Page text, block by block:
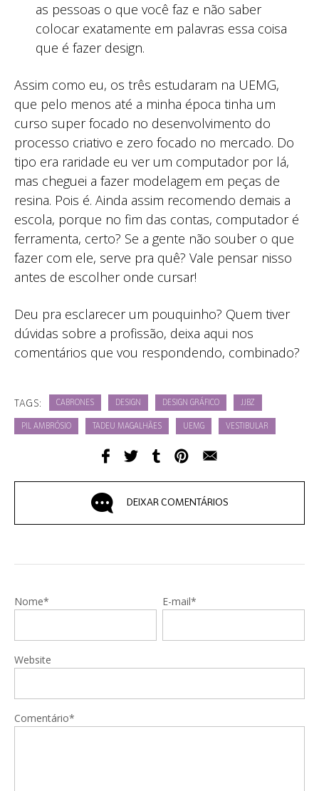
as pessoas o que você faz e não saber
colocar exatamente em palavras essa coisa
que é fazer design.
Assim como eu, os três estudaram na UEMG,
que pelo menos até a minha época tinha um
curso super focado no desenvolvimento do
processo criativo e zero focado no mercado. Do
tipo era raridade eu ver um computador por lá,
mas cheguei a fazer modelagem em peças de
resina. Pois é. Ainda assim recomendo demais a
escola, porque no fim das contas, computador é
ferramenta, certo? Se a gente não souber o que
fazer com ele, serve pra quê? Vale pensar nisso
antes de escolher onde cursar!
Deu pra esclarecer um pouquinho? Quem tiver
dúvidas sobre a profissão, deixa aqui nos
comentários que vou respondendo, combinado?
TAGS: CABRONES DESIGN DESIGN GRÁFICO JJBZ
PIL AMBRÓSIO TADEU MAGALHÃES UEMG VESTIBULAR
DEIXAR COMENTÁRIOS
Nome* E-mail*
Website
Comentário*